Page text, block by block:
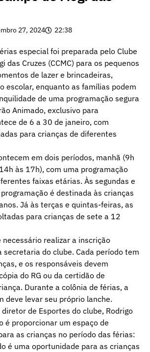
27, 2024 22:38
especial foi preparada pelo Clube
das Cruzes (CCMC) para os pequenos
de lazer e brincadeiras,
escolar, enquanto as famílias podem
de uma programação segura
Animado, exclusivo para
de 6 a 30 de janeiro, com
para crianças de diferentes
em dois períodos, manhã (9h
às 17h), com uma programação
faixas etárias. Às segundas e
é destinada às crianças
Já às terças e quintas-feiras, as
para crianças de sete a 12
necessário realizar a inscrição
do clube. Cada período tem
e os responsáveis devem
do RG ou da certidão de
Durante a colônia de férias, a
deve levar seu próprio lanche.
de Esportes do clube, Rodrigo
é proporcionar um espaço de
as crianças no período das férias:
é uma oportunidade para as crianças